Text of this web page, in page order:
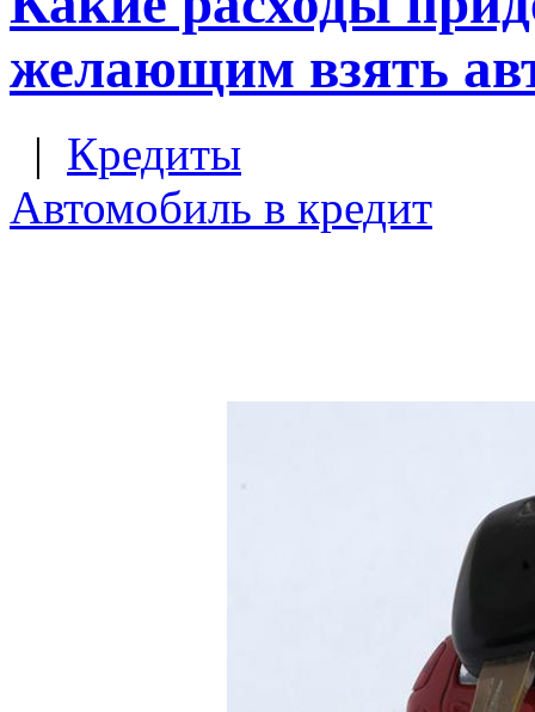
желающим взять
| Кредиты
Автомобиль в кредит